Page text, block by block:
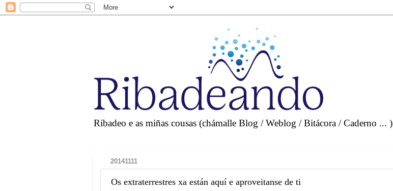
Ribadeo e as miñas cousas (chámalle Blog / Weblog / Bitácora / Caderno ... )
20141111
Os extraterrestres xa están aquí e aproveitanse de ti